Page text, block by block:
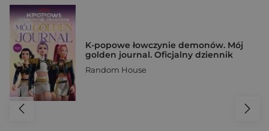
K-popowe łowczynie demonów. Mój
golden journal. Oficjalny dziennik
Random House